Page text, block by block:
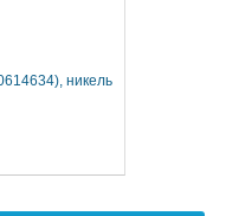
никель